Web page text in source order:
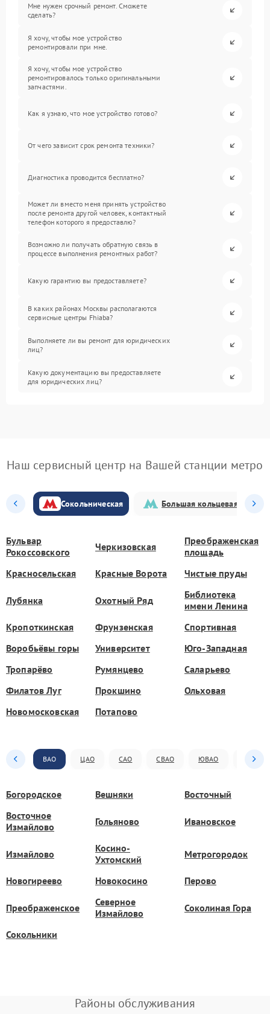
Мне нужен срочный ремонт. Сможете
сделать?
Я хочу, чтобы мое устройство
ремонтировали при мне.
Я хочу, чтобы мое устройство
ремонтировалось только оригинальными
запчастями.
Как я узнаю, что мое устройство готово?
От чего зависит срок ремонта техники?
Диагностика проводится бесплатно?
Может ли вместо меня принять устройство
после ремонта другой человек, контактный
телефон которого я предоставлю?
Возможно ли получать обратную связь в
процессе выполнения ремонтных работ?
Какую гарантию вы предоставляете?
В каких районах Москвы располагаются
сервисные центры Fhiaba?
Выполняете ли вы ремонт для юридических
лиц?
Какую документацию вы предоставляете
для юридических лиц?
Наш сервисный центр на Вашей станции метро
Сокольническая Большая кольцевая
Бульвар
Рокоссовского
Черкизовская
Преображенская
площадь
Красносельская
Красные Ворота Чистые пруды
Лубянка Охотный Ряд
Библиотека
имени Ленина
Кропоткинская
Фрунзенская
Спортивная
Воробьёвы горы
Университет
Юго-Западная
Тропарёво
Румянцево
Саларьево
Филатов Луг
Прокшино
Ольховая
Новомосковская
Потапово
ВАО ЦАО САО СВАО ЮВАО ЮАО
Богородское Вешняки
Восточный
Восточное
Измайлово
Гольяново Ивановское
Измайлово
Косино-
Ухтомский
Метрогородок
Новогиреево Новокосино Перово
Преображенское
Северное
Измайлово
Соколиная Гора
Сокольники
Районы обслуживания